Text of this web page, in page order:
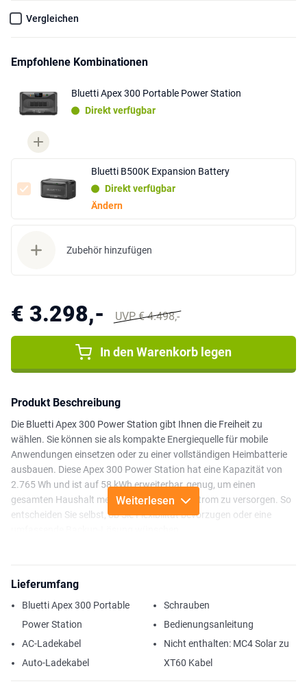
Vergleichen
Empfohlene Kombinationen
Bluetti Apex 300 Portable Power Station
Direkt verfügbar
Bluetti B500K Expansion Battery
Direkt verfügbar
Ändern
Zubehör hinzufügen
€ 3.298,- UVP € 4.498,-
In den Warenkorb legen
Produkt Beschreibung
Die Bluetti Apex 300 Power Station gibt Ihnen die Freiheit zu
wählen. Sie können sie als kompakte Energiequelle für mobile
Anwendungen einsetzen oder zu einer vollständigen Heimbatterie
ausbauen. Diese Apex 300 Power Station hat eine Kapazität von
2.765 Wh und ist auf 58 kWh erweiterbar, genug, um einen
gesamten Haushalt mehrere Tage lang mit Strom zu versorgen. So
entscheiden Sie selbst, ob Sie Flexibilität bevorzugen oder eine
Klimaanlage oder Elektrowerkzeuge. Der LiFePO4-Akku der zweiten
Generation ist auf eine besonders lange Lebensdauer ausgelegt:
Prozent der ursprünglichen Kapazität.
sodass empfindliche Geräte wie Router ohne Unterbrechung
Weiterlesen
Lieferumfang
Bluetti Apex 300 Portable
Power Station
AC-Ladekabel
Auto-Ladekabel
Schrauben
Bedienungsanleitung
Nicht enthalten: MC4 Solar zu
XT60 Kabel